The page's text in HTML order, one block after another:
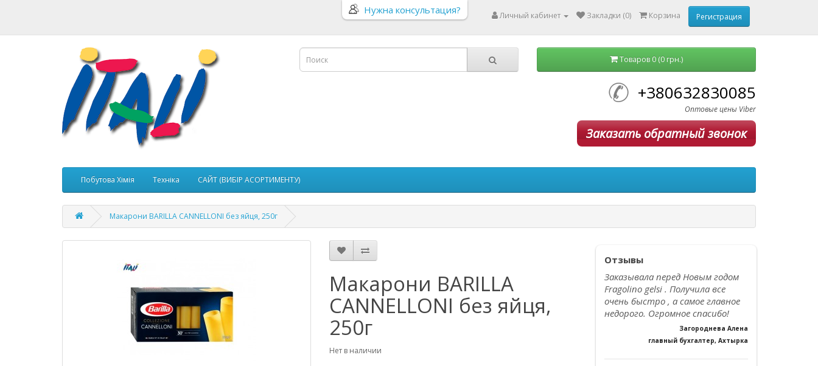
Личный кабинет Закладки (0) Корзина Регистрация
Нужна консультация?
Товаров 0 (0 грн.)
+380632830085
Оптовые цены Viber
Заказать обратный звонок
Побутова Хімія Техніка САЙТ (ВИБІР АСОРТИМЕНТУ)
Макарони BARILLA CANNELLONI без яйця, 250г
Макарони BARILLA
CANNELLONI без яйця,
250г
Нет в наличии
Отзывы
Заказывала перед Новым годом
Fragolino gelsi . Получила все
очень быстро , а самое главное
недорого. Огромное спасибо!
Загороднева Алена
главный бухгалтер, Ахтырка